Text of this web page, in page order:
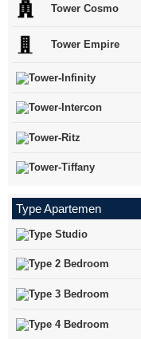
Tower Cosmo
Tower Empire
Type Apartemen